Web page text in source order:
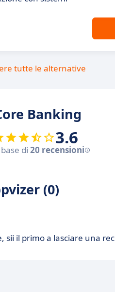
tutte le alternative
Banking
3.6
di 20 recensioni
(0)
sii il primo a lasciare una